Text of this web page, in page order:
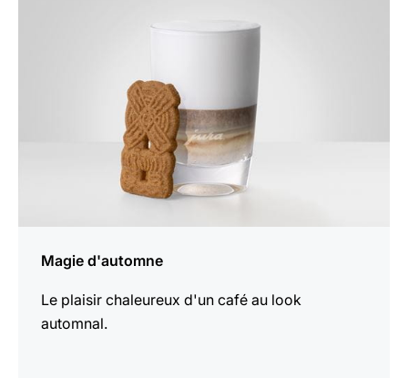
Magie d'automne
Le plaisir chaleureux d'un café au look
automnal.